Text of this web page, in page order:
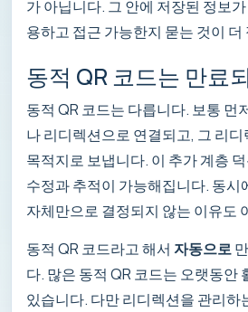
가 아닙니다. 그 안에 저장된 정보
용하고 접근 가능한지 묻는 것이 더
동적 QR 코드는 만료
동적 QR 코드는 다릅니다. 보통 먼
나 리디렉션으로 연결되고, 그 리
목적지로 보냅니다. 이 추가 계층
수정과 추적이 가능해집니다. 동시
자체만으로 결정되지 않는 이유도
동적 QR 코드라고 해서 자동으로
다. 많은 동적 QR 코드는 오랫동안
있습니다. 다만 리디렉션을 관리하